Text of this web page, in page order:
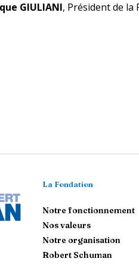
GIULIANI, Président de la
La Fondation
Notre fonctionnement
Nos valeurs
Notre organisation
Robert Schuman